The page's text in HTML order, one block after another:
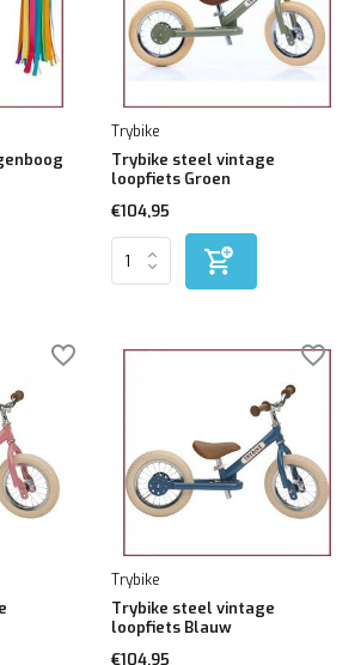
Trybike
Trybike steel vintage
loopfiets Groen
€104,95
Trybike
Trybike steel vintage
loopfiets Blauw
€104,95